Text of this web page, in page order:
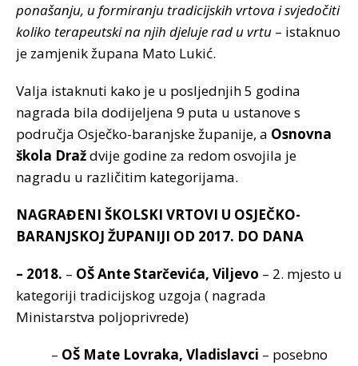
ponašanju, u formiranju tradicijskih vrtova i svjedočiti
koliko terapeutski na njih djeluje rad u vrtu – istaknuo
je zamjenik župana Mato Lukić.
Valja istaknuti kako je u posljednjih 5 godina
nagrada bila dodijeljena 9 puta u ustanove s
područja Osječko-baranjske županije, a Osnovna
škola Draždvije godine za redom osvojila je
nagradu u različitim kategorijama.
NAGRAĐENI ŠKOLSKI VRTOVI U OSJEČKO-
BARANJSKOJ ŽUPANIJI OD 2017. DO DANA
– 2018. – OŠ Ante Starčevića, Viljevo – 2. mjesto u
kategoriji tradicijskog uzgoja ( nagrada
Ministarstva poljoprivrede)
– OŠ Mate Lovraka, Vladislavci – posebno